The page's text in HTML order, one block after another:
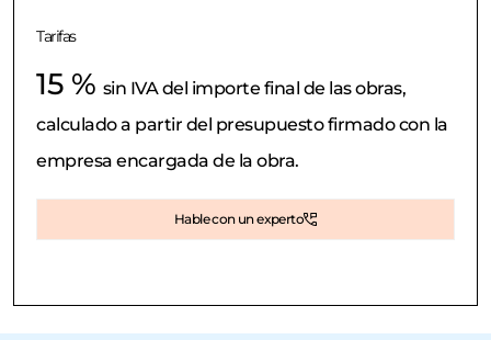
Tarifas
15 % sin IVA del importe final de las obras,
calculado a partir del presupuesto firmado con la
empresa encargada de la obra.
Hable con un experto